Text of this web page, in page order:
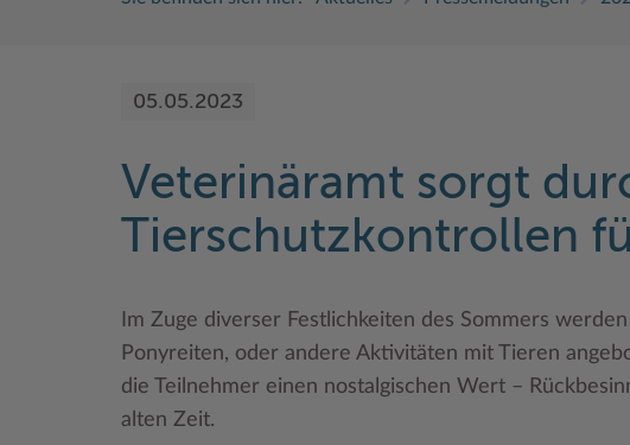
05.05.2023
Veterinäramt sorgt
Tierschutzkontrollen
Im Zuge diverser Festlichkeiten des Sommers
Ponyreiten, oder andere Aktivitäten mit Tieren
die Teilnehmer einen nostalgischen Wert –
alten Zeit.